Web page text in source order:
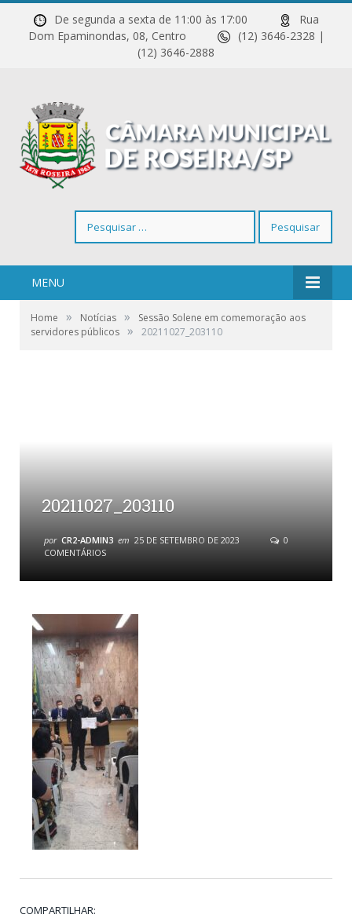
De segunda a sexta de 11:00 às 17:00
Rua
Dom Epaminondas, 08, Centro
(12) 3646-2328 |
(12) 3646-2888
por:
MENU
Home » Notícias »
Sessão Solene em comemoração aos
servidores públicos » 20211027_203110
20211027_203110
por CR2-ADMIN3 em 25 DE SETEMBRO DE 2023
0
COMENTÁRIOS
COMPARTILHAR: